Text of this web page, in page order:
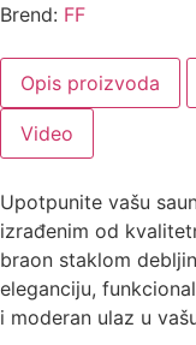
Brend: FF
Opis proizvoda
Video
Upotpunite vašu
izrađenim od
braon staklom
eleganciju,
i moderan ulaz u